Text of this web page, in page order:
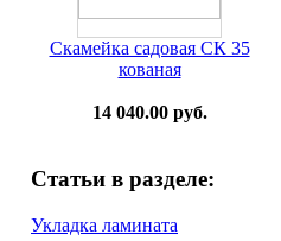
Скамейка садовая СК 35
кованая
14 040.00 руб.
Статьи в разделе:
Укладка ламината